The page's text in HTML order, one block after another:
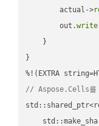
        actual->
        out.
write
    }
}
// Aspose.Cells를